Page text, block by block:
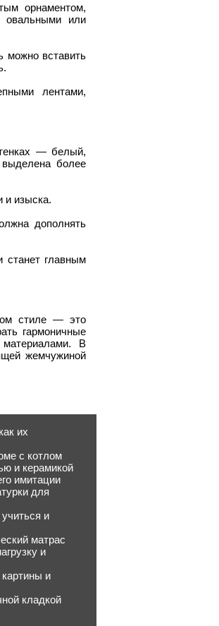
орнаментом,
овальными или
можно вставить
лентами,
— белый,
более
и изыска.
дополнять
станет главным
стиле — это
гармоничные
В
жемчужиной
их
с котлом
и керамикой
имитации
для
и
матрас
и
и
кладкой